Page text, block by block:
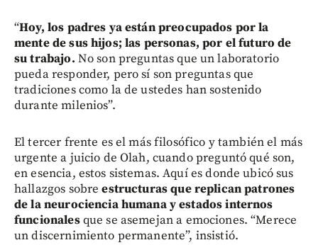
“Hoy, los padres ya están preocupados por la
mente de sus hijos; las personas, por el futuro de
su trabajo. No son preguntas que un laboratorio
pueda responder, pero sí son preguntas que
tradiciones como la de ustedes han sostenido
durante milenios”.
El tercer frente es el más filosófico y también el más
urgente a juicio de Olah, cuando preguntó qué son,
en esencia, estos sistemas. Aquí es donde ubicó sus
hallazgos sobreestructuras que replican patrones
de la neurociencia humana y estados internos
funcionalesque se asemejan a emociones. “Merece
un discernimiento permanente”, insistió.